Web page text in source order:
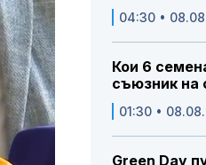
04:30 •
Кои 6
съюзник на
01:30 •
Green Day